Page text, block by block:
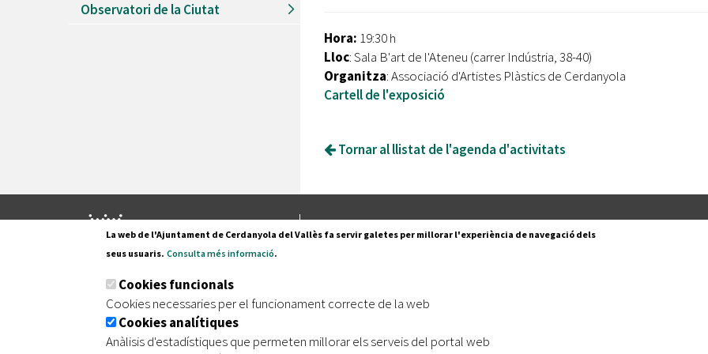
Observatori de la Ciutat
Hora: 19:30 h
Lloc: Sala B'art de l'Ateneu (carrer Indústria, 38-40)
Organitza: Associació d'Artistes Plàstics de Cerdanyola
Cartell de l'exposició
Tornar al llistat de l'agenda d'activitats
Pl. Francesc Layret, s/n
Segueix-nos a:
| Avís legal | Protecció de dades
La web de l'Ajuntament de Cerdanyola del Vallès fa servir galetes per millorar l'experiència de navegació dels
seus usuaris. Consulta més informació.
Cookies funcionals
Cookies necessaries per el funcionament correcte de la web
Cookies analítiques
Anàlisis d'estadístiques que permeten millorar els serveis del portal web